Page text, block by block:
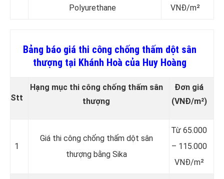
Polyurethane
VNĐ/m²
Bảng báo giá thi công chống thấm dột sân
thượng tại Khánh Hoà của Huy Hoàng
Stt
Hạng mục thi công chống thấm sân
thượng
Đơn giá
(VNĐ/m²)
1
Giá thi công chống thấm dột sân
thượng bằng Sika
Từ 65.000
– 115.000
VNĐ/m²